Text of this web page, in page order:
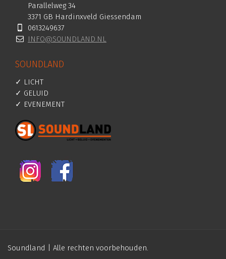
Parallelweg 34
3371 GB Hardinxveld Giessendam
0613249637
INFO@SOUNDLAND.NL
SOUNDLAND
✓ LICHT
✓ GELUID
✓ EVENEMENT
Soundland | Alle rechten voorbehouden.